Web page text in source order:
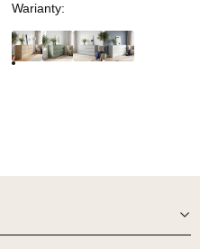
189,00 zł
z ostatnich 30 dni 189,00 zł
Warianty: